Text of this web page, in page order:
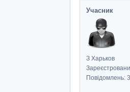
Учасник
З Харьков
Повідомлень: